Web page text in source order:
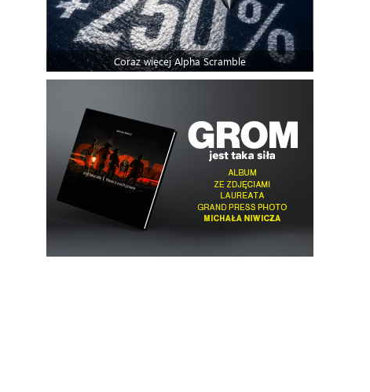
Coraz więcej Alpha Scramble